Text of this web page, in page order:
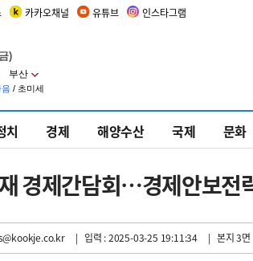
카카오채널 유튜브 인스타그램
치 경제 해양수산 국제 문화
경제간담회…경제안보전
| 입력 : 2025-03-25 19:11:34 | 본지 3면